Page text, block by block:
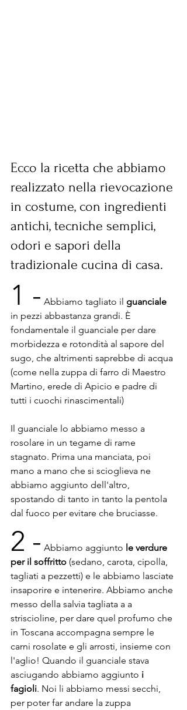
Ecco la ricetta che abbiamo
realizzato nella rievocazione
in costume, con ingredienti
antichi, tecniche semplici,
odori e sapori della
tradizionale cucina di casa.
1 - Abbiamo tagliato il guanciale
in pezzi abbastanza grandi. È
fondamentale il guanciale per dare
morbidezza e rotondità al sapore del
sugo, che altrimenti saprebbe di acqua
(come nella zuppa di farro di Maestro
Martino, erede di Apicio e padre di
tutti i cuochi rinascimentali)
Il guanciale lo abbiamo messo a
rosolare in un tegame di rame
stagnato. Prima una manciata, poi
mano a mano che si scioglieva ne
abbiamo aggiunto dell'altro,
spostando di tanto in tanto la pentola
dal fuoco per evitare che bruciasse.
2 - Abbiamo aggiunto le verdure
per il soffritto (sedano, carota, cipolla,
tagliati a pezzetti) e le abbiamo lasciate
insaporire e intenerire. Abbiamo anche
messo della salvia tagliata a a
striscioline, per dare quel profumo che
in Toscana accompagna sempre le
carni rosolate e gli arrosti, insieme con
l'aglio! Quando il guanciale stava
asciugando abbiamo aggiunto i
fagioli. Noi li abbiamo messi secchi,
per poter far andare la zuppa